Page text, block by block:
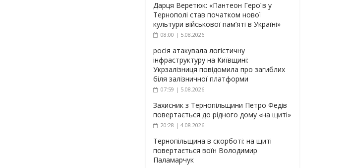
Дарця Веретюк: «Пантеон Героїв у
Тернополі став початком нової
культури військової пам’яті в Україні»
08:00 | 5.08.2026
росія атакувала логістичну
інфраструктуру на Київщині:
Укрзалізниця повідомила про загиблих
біля залізничної платформи
07:59 | 5.08.2026
Захисник з Тернопільщини Петро Федів
повертається до рідного дому «на щиті»
20:28 | 4.08.2026
Тернопільщина в скорботі: на щиті
повертається воїн Володимир
Паламарчук